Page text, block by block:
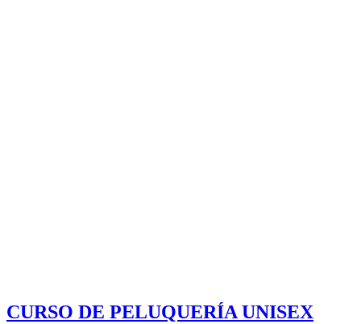
CURSO DE PELUQUERÍA UNISEX